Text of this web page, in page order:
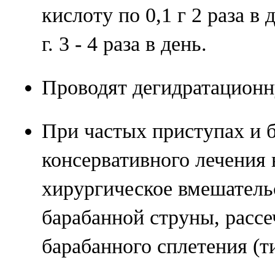
кислоту по 0,1 г 2 раза в
г. 3 - 4 раза в день.
Проводят
При частых приступах и
консервативного
хирургическое
барабанной струны,
барабанного сплетения